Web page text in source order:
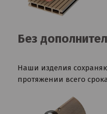
Без
Наши изделия
протяжении всего